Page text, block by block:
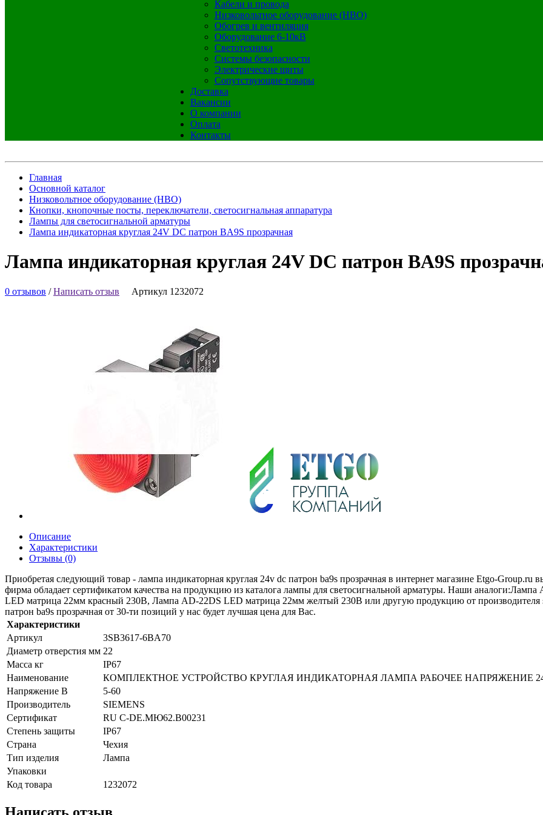
Кабели и провода
Низковольтное оборудование (НВО)
Обогрев и вентиляция
Оборудование 6-10кВ
Светотехника
Системы безопасности
Электрические щиты
Сопутствующие товары
Доставка
Вакансии
О компании
Оплата
Контакты
Главная
Основной каталог
Низковольтное оборудование (НВО)
Кнопки, кнопочные посты, переключатели, светосигнальная аппаратура
Лампы для светосигнальной арматуры
Лампа индикаторная круглая 24V DC патрон BA9S прозрачная
Лампа индикаторная круглая 24V DC патрон BA9S
0 отзывов /Написать отзыв Артикул 1232072
Описание
Характеристики
Отзывы (0)
Приобретая следующий товар - лампа индикаторная круглая 24v dc патрон ba9s прозрачная в интернет магазине Etgo-
фирма обладает сертификатом качества на продукцию из каталога лампы для светосигнальной арматуры. Наши
LED матрица 22мм красный 230В, Лампа AD-22DS LED матрица 22мм желтый 230В или другую продукцию от производителя
патрон ba9s прозрачная от 30-ти позиций у нас будет лучшая цена для Вас.
Характеристики
Артикул
3SB3617-6BA70
Диаметр отверстия мм 22
Масса кг
IP67
Наименование
КОМПЛЕКТНОЕ УСТРОЙСТВО КРУГЛАЯ ИНДИКАТОРНАЯ ЛАМПА РАБОЧЕЕ НАПРЯЖЕНИЕ
Напряжение В
5-60
Производитель
SIEMENS
Сертификат
RU C-DE.МЮ62.B00231
Степень защиты
IP67
Страна
Чехия
Тип изделия
Лампа
Упаковки
Код товара
1232072
Написать отзыв